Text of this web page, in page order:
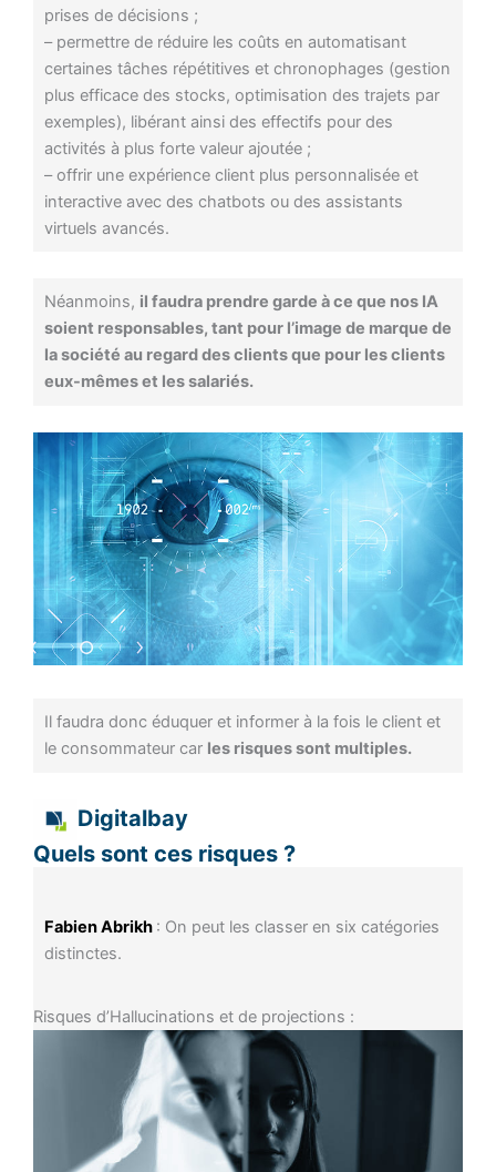
prises de décisions ;
– permettre de réduire les coûts en automatisant
certaines tâches répétitives et chronophages (gestion
plus efficace des stocks, optimisation des trajets par
exemples), libérant ainsi des effectifs pour des
activités à plus forte valeur ajoutée ;
– offrir une expérience client plus personnalisée et
interactive avec des chatbots ou des assistants
virtuels avancés.
Néanmoins, il faudra prendre garde à ce que nos IA
soient responsables, tant pour l’image de marque de
la société au regard des clients que pour les clients
eux-mêmes et les salariés.
Il faudra donc éduquer et informer à la fois le client et
le consommateur car les risques sont multiples.
Digitalbay
Quels sont ces risques ?
Fabien Abrikh : On peut les classer en six catégories
distinctes.
Risques d’Hallucinations et de projections :